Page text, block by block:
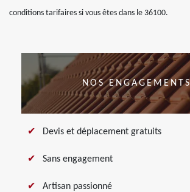
conditions tarifaires si vous êtes dans le 36100.
NOS ENGAGEMENTS
Devis et déplacement gratuits
Sans engagement
Artisan passionné